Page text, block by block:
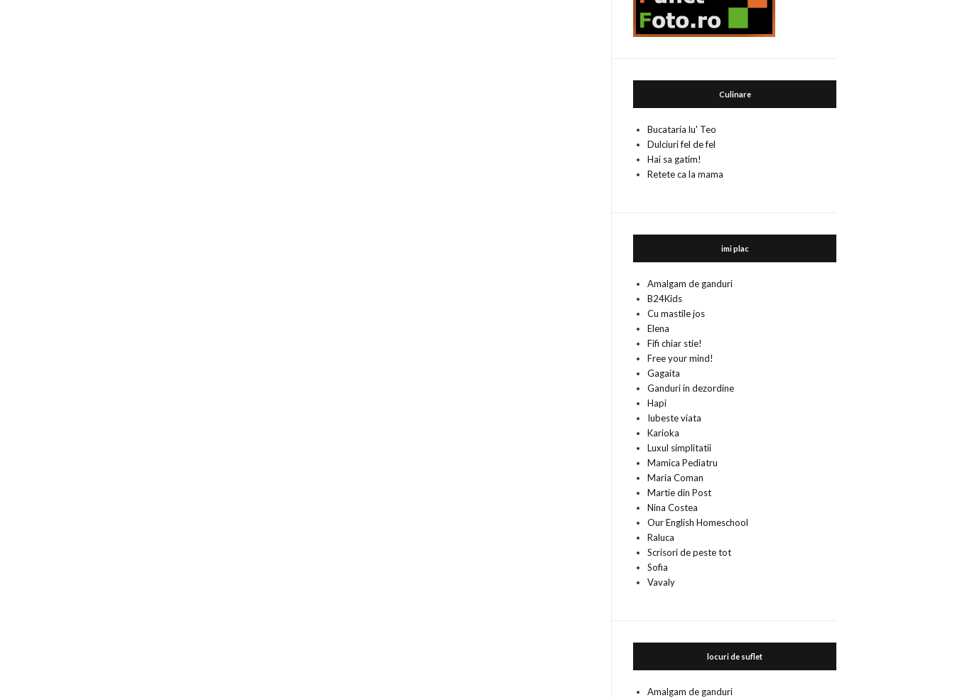
Culinare
Bucataria lu' Teo
Dulciuri fel de fel
Hai sa gatim!
Retete ca la mama
imi plac
Amalgam de ganduri
B24Kids
Cu mastile jos
Elena
Fifi chiar stie!
Free your mind!
Gagaita
Ganduri in dezordine
Hapi
Iubeste viata
Karioka
Luxul simplitatii
Mamica Pediatru
Maria Coman
Martie din Post
Nina Costea
Our English Homeschool
Raluca
Scrisori de peste tot
Sofia
Vavaly
locuri de suflet
Amalgam de ganduri